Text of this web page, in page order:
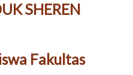
SHEREN
Fakultas